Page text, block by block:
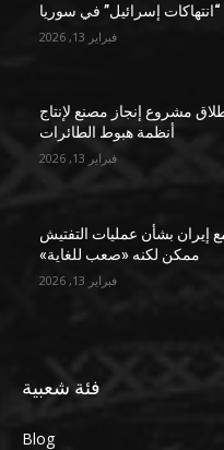
“انتهاكات إسرائيل” في سوريا
فبراير 13, 2026
مشروع إنجاز مصنع لإنتاج
أنظمة هبوط الطائرات
فبراير 13, 2026
إيران بشأن عمليات التفتيش
ممكن لكنه «صعب للغاية»
فبراير 13, 2026
فئة شعبية
Blog